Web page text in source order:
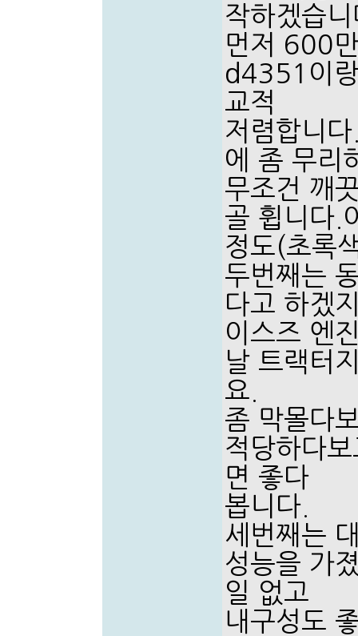
작하겠습니
먼저 600
d4351이
교적
저렴합니
에 좀 무리
무조건 깨
골 휩니다.
정도(초록
두번째는
다고 하겠
이스즈 엔
날 트랙터
요.
좀 막몰다
적당하다
면 좋다
봅니다.
세번째는
성능을 가
일 없고
내구성도